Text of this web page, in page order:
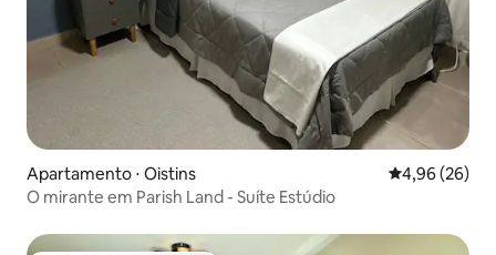
Apartamento ⋅ Oistins 4,96 de uma
4,96 (26)
O mirante em Parish Land - Suíte Estúdio